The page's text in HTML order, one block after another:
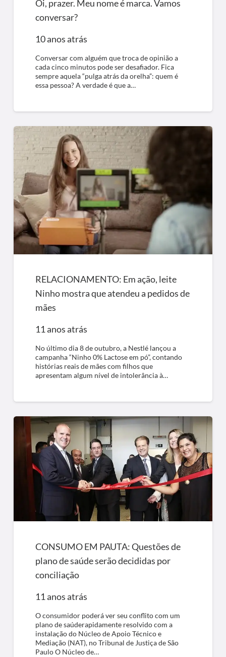
Oi, prazer. Meu nome é marca. Vamos
conversar?
10 anos atrás
Conversar com alguém que troca de opinião a
cada cinco minutos pode ser desafiador. Fica
sempre aquela “pulga atrás da orelha”: quem é
essa pessoa? A verdade é que a…
RELACIONAMENTO: Em ação, leite
Ninho mostra que atendeu a pedidos de
mães
11 anos atrás
No último dia 8 de outubro, a Nestlé lançou a
campanha “Ninho 0% Lactose em pó”, contando
histórias reais de mães com filhos que
apresentam algum nível de intolerância à…
CONSUMO EM PAUTA: Questões de
plano de saúde serão decididas por
conciliação
11 anos atrás
O consumidor poderá ver seu conflito com um
plano de saúderapidamente resolvido com a
instalação do Núcleo de Apoio Técnico e
Mediação (NAT), no Tribunal de Justiça de São
Paulo O Núcleo de…